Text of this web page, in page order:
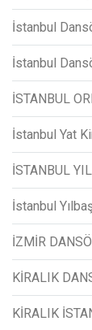
İstanbul
İstanbul
İSTANBUL
İstanbul Yat
İSTANBUL
İstanbul
İZMİR
KİRALIK
KİRALIK